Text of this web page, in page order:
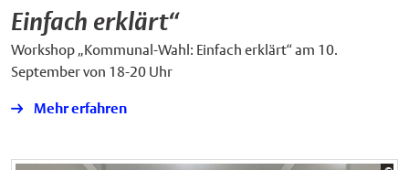
Einfach erklärt“
Workshop „Kommunal-Wahl: Einfach erklärt“ am 10.
September von 18-20 Uhr
Mehr erfahren